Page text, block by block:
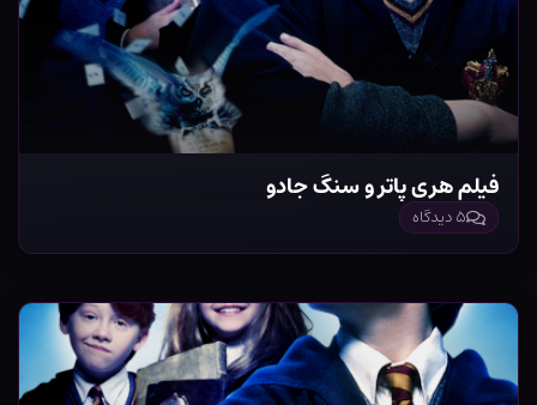
فیلم هری پاتر و سنگ جادو
۵ دیدگاه